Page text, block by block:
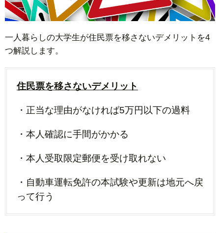
一人暮らしの大学生が住民票を移さないデメリットを4
つ解説します。
住民票を移さないデメリット
・正当な理由がなければ5万円以下の過料
・本人確認に手間がかかる
・本人受取限定郵便を受け取れない
・自動車運転免許の本試験や更新は地元へ戻
って行う